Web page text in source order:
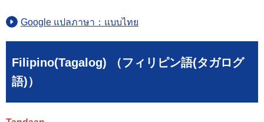
Google แปลภาษา：แบบไทย
Filipino(Tagalog) （フィリピン語(タガログ
語)）